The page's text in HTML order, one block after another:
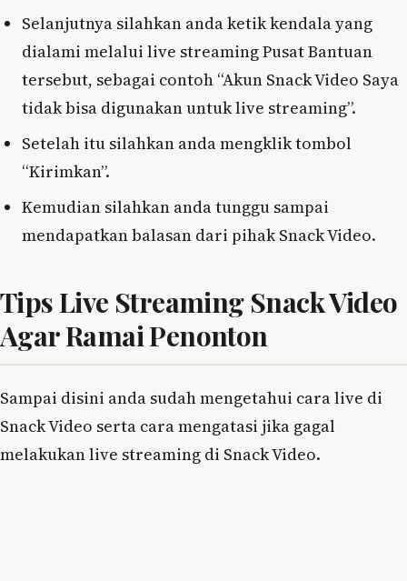
Selanjutnya silahkan anda ketik kendala yang
dialami melalui live streaming Pusat Bantuan
tersebut, sebagai contoh “Akun Snack Video Saya
tidak bisa digunakan untuk live streaming”.
Setelah itu silahkan anda mengklik tombol
“Kirimkan”.
Kemudian silahkan anda tunggu sampai
mendapatkan balasan dari pihak Snack Video.
Tips Live Streaming Snack Video
Agar Ramai Penonton
Sampai disini anda sudah mengetahui cara live di
Snack Video serta cara mengatasi jika gagal
melakukan live streaming di Snack Video.